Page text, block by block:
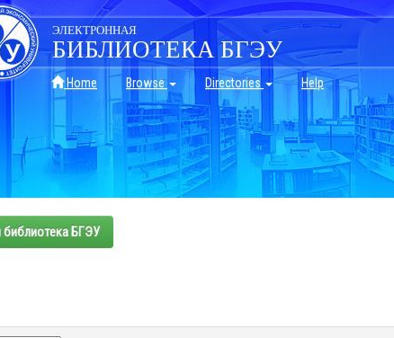
ЭЛЕКТРОННАЯ
БИБЛИОТЕКА БГЭУ
Home Browse Directories Help
библиотека БГЭУ